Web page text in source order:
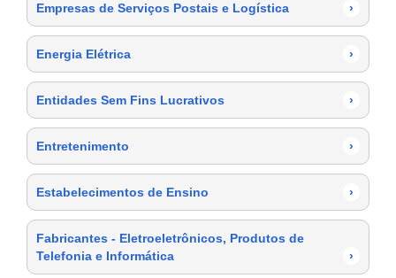
Empresas de Serviços Postais e Logística ›
Energia Elétrica ›
Entidades Sem Fins Lucrativos ›
Entretenimento ›
Estabelecimentos de Ensino ›
Fabricantes - Eletroeletrônicos, Produtos de
Telefonia e Informática
›